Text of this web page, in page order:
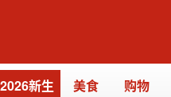
2026新生 美食 购物